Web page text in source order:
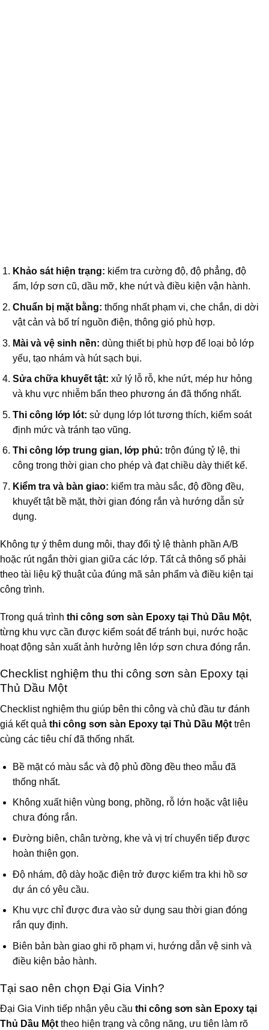
Khảo sát hiện trạng: kiểm tra cường độ, độ phẳng, độ
ẩm, lớp sơn cũ, dầu mỡ, khe nứt và điều kiện vận hành.
Chuẩn bị mặt bằng: thống nhất phạm vi, che chắn, di dời
vật cản và bố trí nguồn điện, thông gió phù hợp.
Mài và vệ sinh nền: dùng thiết bị phù hợp để loại bỏ lớp
yếu, tạo nhám và hút sạch bụi.
Sửa chữa khuyết tật: xử lý lỗ rỗ, khe nứt, mép hư hỏng
và khu vực nhiễm bẩn theo phương án đã thống nhất.
Thi công lớp lót: sử dụng lớp lót tương thích, kiểm soát
định mức và tránh tạo vũng.
Thi công lớp trung gian, lớp phủ: trộn đúng tỷ lệ, thi
công trong thời gian cho phép và đạt chiều dày thiết kế.
Kiểm tra và bàn giao: kiểm tra màu sắc, độ đồng đều,
khuyết tật bề mặt, thời gian đóng rắn và hướng dẫn sử
dụng.
Không tự ý thêm dung môi, thay đổi tỷ lệ thành phần A/B
hoặc rút ngắn thời gian giữa các lớp. Tất cả thông số phải
theo tài liệu kỹ thuật của đúng mã sản phẩm và điều kiện tại
công trình.
Trong quá trình thi công sơn sàn Epoxy tại Thủ Dầu Một,
từng khu vực cần được kiểm soát để tránh bụi, nước hoặc
hoạt động sản xuất ảnh hưởng lên lớp sơn chưa đóng rắn.
Checklist nghiệm thu thi công sơn sàn Epoxy tại
Thủ Dầu Một
Checklist nghiệm thu giúp bên thi công và chủ đầu tư đánh
giá kết quả thi công sơn sàn Epoxy tại Thủ Dầu Một trên
cùng các tiêu chí đã thống nhất.
Bề mặt có màu sắc và độ phủ đồng đều theo mẫu đã
thống nhất.
Không xuất hiện vùng bong, phồng, rỗ lớn hoặc vật liệu
chưa đóng rắn.
Đường biên, chân tường, khe và vị trí chuyển tiếp được
hoàn thiện gọn.
Độ nhám, độ dày hoặc điện trở được kiểm tra khi hồ sơ
dự án có yêu cầu.
Khu vực chỉ được đưa vào sử dụng sau thời gian đóng
rắn quy định.
Biên bản bàn giao ghi rõ phạm vi, hướng dẫn vệ sinh và
điều kiện bảo hành.
Tại sao nên chọn Đại Gia Vinh?
Đại Gia Vinh tiếp nhận yêu cầu thi công sơn sàn Epoxy tại
Thủ Dầu Một theo hiện trạng và công năng, ưu tiên làm rõ